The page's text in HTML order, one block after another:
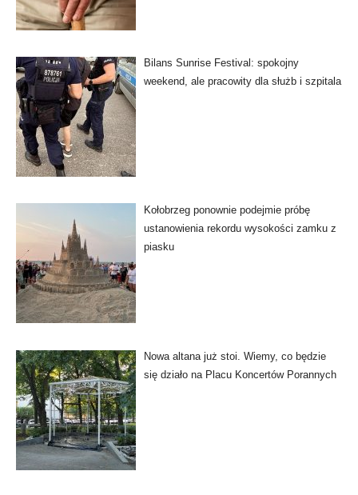
Bilans Sunrise Festival: spokojny
weekend, ale pracowity dla służb i szpitala
Kołobrzeg ponownie podejmie próbę
ustanowienia rekordu wysokości zamku z
piasku
Nowa altana już stoi. Wiemy, co będzie
się działo na Placu Koncertów Porannych